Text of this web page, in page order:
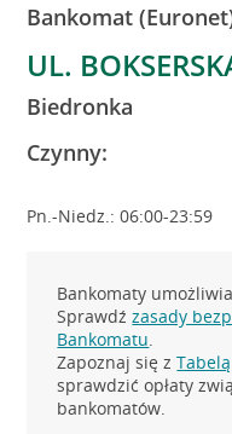
Bankomat
UL.
Biedronka
Czynny:
Pn.-Niedz.: 06:00-23:59
Bankomaty
Sprawdźzasady
Bankomatu.
Zapoznaj się z
sprawdzić opłaty
bankomatów.